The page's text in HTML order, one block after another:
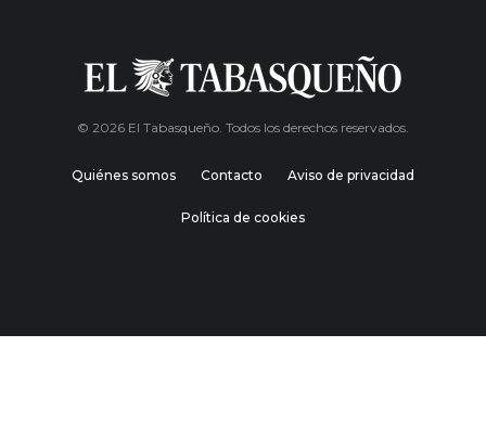
© 2026 El Tabasqueño. Todos los derechos reservados.
Quiénes somos Contacto Aviso de privacidad
Política de cookies